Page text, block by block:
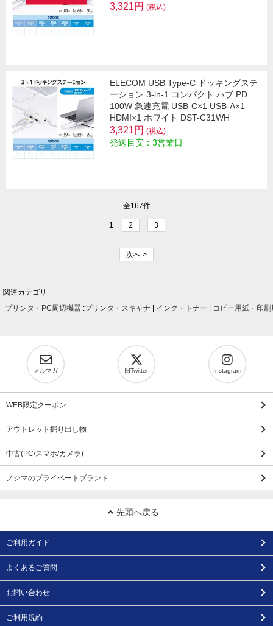
3,321円 (税込)
ELECOM USB Type-C ドッキングステ
ーション 3-in-1 コンパクト ハブ PD
100W 急速充電 USB-C×1 USB-A×1
HDMI×1 ホワイト DST-C31WH
3,321円 (税込)
発送目安：3営業日
全167件
1 2 3
次へ >
関連カテゴリ
プリンタ・PC周辺機器 :プリンタ・スキャナ | インク・トナー | コピー用紙・印刷
メルマガ 旧Twitter Instagram
WEB限定クーポン
アウトレット掘り出し物
中古(PC/スマホ/カメラ)
ノジマのプライベートブランド
先頭へ戻る
ご利用ガイド
よくあるご質問
お問い合わせ
ご利用規約